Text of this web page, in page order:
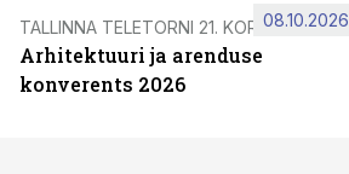
TALLINNA TELETORNI 21. KORRUSEL
Arhitektuuri ja arenduse
konverents 2026
08.10.2026